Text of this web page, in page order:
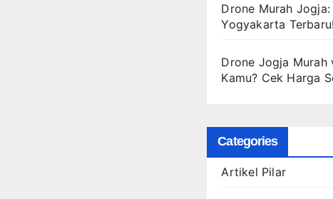
Drone Murah
Yogyakarta Terbaru!
Drone Jogja Murah
Kamu? Cek Harga
Categories
Artikel Pilar